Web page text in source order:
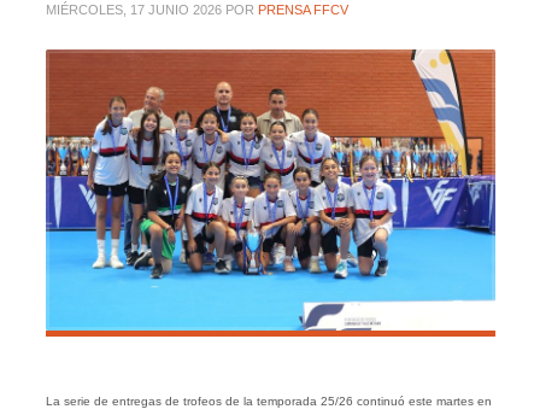
MIÉRCOLES, 17 JUNIO 2026 POR PRENSA FFCV
La serie de entregas de trofeos de la temporada 25/26 continuó este martes en